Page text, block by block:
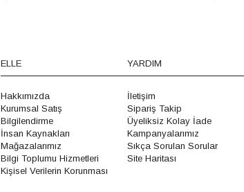
ELLE
Hakkımızda
Kurumsal Satış
Bilgilendirme
İnsan Kaynakları
Mağazalarımız
Bilgi Toplumu Hizmetleri
Kişisel Verilerin Korunması
YARDIM
İletişim
Sipariş Takip
Üyeliksiz Kolay İade
Kampanyalarımız
Sıkça Sorulan Sorular
Site Haritası